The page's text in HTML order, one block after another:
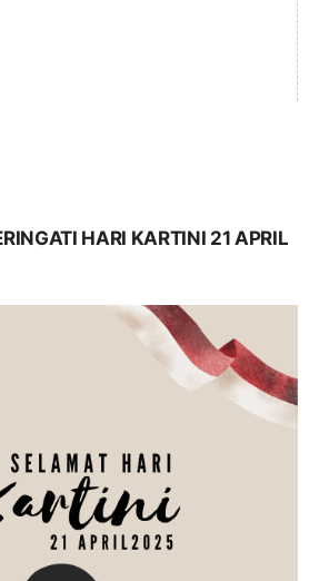
HARI KARTINI 21 APRIL